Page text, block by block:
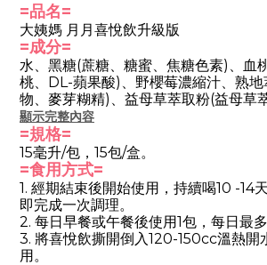
=品名=
大姨媽 月月喜悅飲升級版
=成分=
水、黑糖(蔗糖、糖蜜、焦糖色素)、血
桃、DL-蘋果酸)、野櫻莓濃縮汁、熟地
物、麥芽糊精)、益母草萃取粉(益母草
精)、丹參萃取粉(
(水、陳皮)、
萃取液(水、黃精)、柑橘果膠(
膠、川芎萃取粉
血酸(維生素Ｃ)、大豆卵磷脂、白芍萃
焦磷酸鐵、肌醇、西洋牡荊果萃取物、
人參取物、麥芽糊精)、桑葚果萃取粉、
膠、薑)、甜菊醣苷(甜味劑)、葉酸。
顯示完整內容
=規格=
15毫升/包，15包/盒。
=食用方式=
1. 經期結束後開始使用，持續喝10 -14
即完成一次調理。
2. 每日早餐或午餐後使用1包，每日最多
3. 將喜悅飲撕開倒入120-150cc溫熱開
用。